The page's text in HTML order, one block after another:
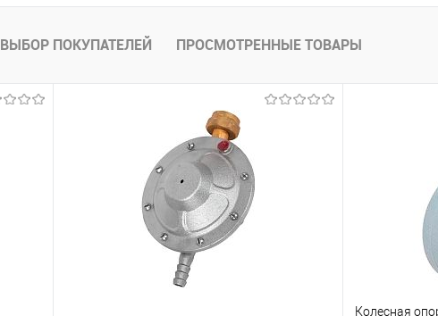
ВЫБОР ПОКУПАТЕЛЕЙ ПРОСМОТРЕННЫЕ ТОВАРЫ
Колесная